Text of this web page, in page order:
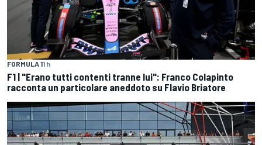
FORMULA 11 h
F1 | "Erano tutti contenti tranne lui": Franco Colapinto
racconta un particolare aneddoto su Flavio Briatore